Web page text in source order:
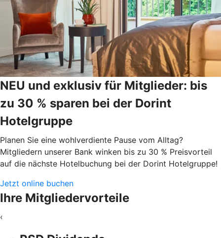
NEU und exklusiv für Mitglieder: bis
zu 30 % sparen bei der Dorint
Hotelgruppe
Planen Sie eine wohlverdiente Pause vom Alltag?
Mitgliedern unserer Bank winken bis zu 30 % Preisvorteil
auf die nächste Hotelbuchung bei der Dorint Hotelgruppe!
Jetzt online buchen
Ihre Mitgliedervorteile
‹